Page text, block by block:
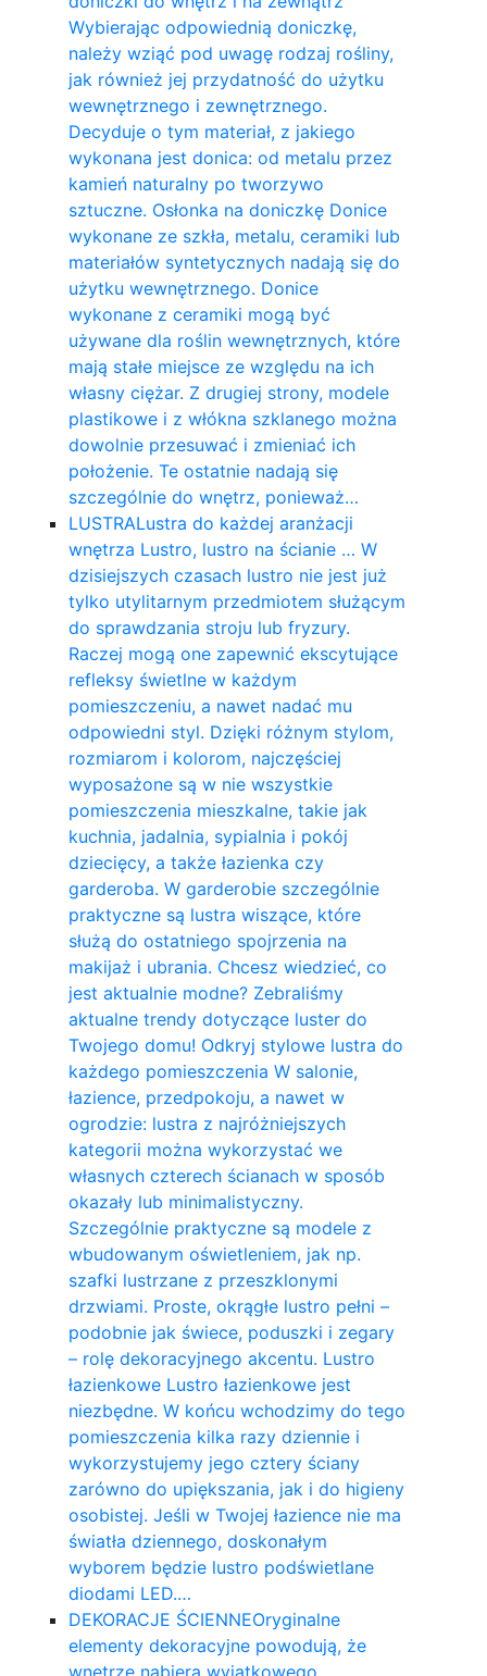
Wybierając odpowiednią doniczkę,
należy wziąć pod uwagę rodzaj rośliny,
jak również jej przydatność do użytku
wewnętrznego i zewnętrznego.
Decyduje o tym materiał, z jakiego
wykonana jest donica: od metalu przez
kamień naturalny po tworzywo
sztuczne. Osłonka na doniczkę Donice
wykonane ze szkła, metalu, ceramiki lub
materiałów syntetycznych nadają się do
użytku wewnętrznego. Donice
wykonane z ceramiki mogą być
używane dla roślin wewnętrznych, które
mają stałe miejsce ze względu na ich
własny ciężar. Z drugiej strony, modele
plastikowe i z włókna szklanego można
dowolnie przesuwać i zmieniać ich
położenie. Te ostatnie nadają się
szczególnie do wnętrz, ponieważ…
LUSTRALustra do każdej aranżacji
wnętrza Lustro, lustro na ścianie … W
dzisiejszych czasach lustro nie jest już
tylko utylitarnym przedmiotem służącym
do sprawdzania stroju lub fryzury.
Raczej mogą one zapewnić ekscytujące
refleksy świetlne w każdym
pomieszczeniu, a nawet nadać mu
odpowiedni styl. Dzięki różnym stylom,
rozmiarom i kolorom, najczęściej
wyposażone są w nie wszystkie
pomieszczenia mieszkalne, takie jak
kuchnia, jadalnia, sypialnia i pokój
dziecięcy, a także łazienka czy
garderoba. W garderobie szczególnie
praktyczne są lustra wiszące, które
służą do ostatniego spojrzenia na
makijaż i ubrania. Chcesz wiedzieć, co
jest aktualnie modne? Zebraliśmy
aktualne trendy dotyczące luster do
Twojego domu! Odkryj stylowe lustra do
każdego pomieszczenia W salonie,
łazience, przedpokoju, a nawet w
ogrodzie: lustra z najróżniejszych
kategorii można wykorzystać we
własnych czterech ścianach w sposób
okazały lub minimalistyczny.
Szczególnie praktyczne są modele z
wbudowanym oświetleniem, jak np.
szafki lustrzane z przeszklonymi
drzwiami. Proste, okrągłe lustro pełni –
podobnie jak świece, poduszki i zegary
– rolę dekoracyjnego akcentu. Lustro
łazienkowe Lustro łazienkowe jest
niezbędne. W końcu wchodzimy do tego
pomieszczenia kilka razy dziennie i
wykorzystujemy jego cztery ściany
zarówno do upiększania, jak i do higieny
osobistej. Jeśli w Twojej łazience nie ma
światła dziennego, doskonałym
wyborem będzie lustro podświetlane
diodami LED.…
DEKORACJE ŚCIENNEOryginalne
elementy dekoracyjne powodują, że
wnętrze nabiera wyjątkowego